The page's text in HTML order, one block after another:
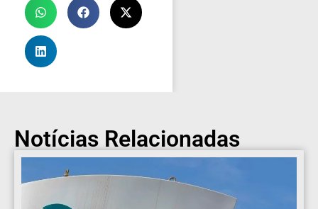
Notícias Relacionadas